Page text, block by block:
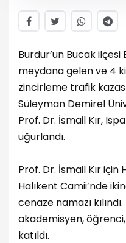
Burdur’un Bucak ilçesi
meydana gelen ve 4
zincirleme trafik
Süleyman Demirel
Prof. Dr. İsmail Kır,
uğurlandı.
Prof. Dr. İsmail Kır için
Halıkent Camii’nde
cenaze namazı
akademisyen,
katıldı.